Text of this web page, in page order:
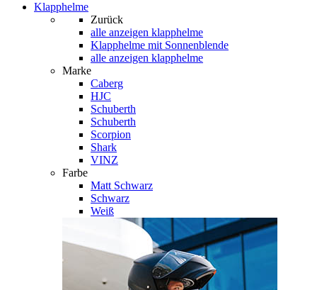
Klapphelme
Zurück
alle anzeigen klapphelme
Klapphelme mit Sonnenblende
alle anzeigen klapphelme
Marke
Caberg
HJC
Schuberth
Schuberth
Scorpion
Shark
VINZ
Farbe
Matt Schwarz
Schwarz
Weiß